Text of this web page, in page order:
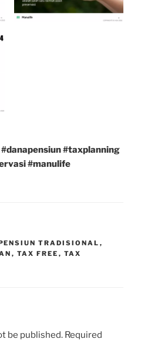
#danapensiun#taxplanning
#manulife
TRADISIONAL ,
, TAX FREE , TAX
be published. Required